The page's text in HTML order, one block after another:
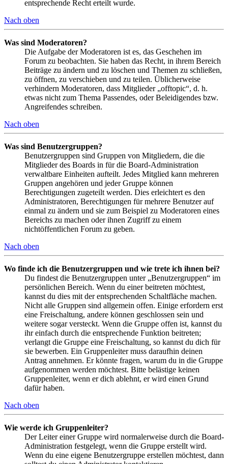
entsprechende Recht erteilt wurde.
Nach oben
Was sind Moderatoren?
Die Aufgabe der Moderatoren ist es, das Geschehen im
Forum zu beobachten. Sie haben das Recht, in ihrem Bereich
Beiträge zu ändern und zu löschen und Themen zu schließen,
zu öffnen, zu verschieben und zu teilen. Üblicherweise
verhindern Moderatoren, dass Mitglieder „offtopic“, d. h.
etwas nicht zum Thema Passendes, oder Beleidigendes bzw.
Angreifendes schreiben.
Nach oben
Was sind Benutzergruppen?
Benutzergruppen sind Gruppen von Mitgliedern, die die
Mitglieder des Boards in für die Board-Administration
verwaltbare Einheiten aufteilt. Jedes Mitglied kann mehreren
Gruppen angehören und jeder Gruppe können
Berechtigungen zugeteilt werden. Dies erleichtert es den
Administratoren, Berechtigungen für mehrere Benutzer auf
einmal zu ändern und sie zum Beispiel zu Moderatoren eines
Bereichs zu machen oder ihnen Zugriff zu einem
nichtöffentlichen Forum zu geben.
Nach oben
Wo finde ich die Benutzergruppen und wie trete ich ihnen bei?
Du findest die Benutzergruppen unter „Benutzergruppen“ im
persönlichen Bereich. Wenn du einer beitreten möchtest,
kannst du dies mit der entsprechenden Schaltfläche machen.
Nicht alle Gruppen sind allgemein offen. Einige erfordern erst
eine Freischaltung, andere können geschlossen sein und
weitere sogar versteckt. Wenn die Gruppe offen ist, kannst du
ihr einfach durch die entsprechende Funktion beitreten;
verlangt die Gruppe eine Freischaltung, so kannst du dich für
sie bewerben. Ein Gruppenleiter muss daraufhin deinen
Antrag annehmen. Er könnte fragen, warum du in die Gruppe
aufgenommen werden möchtest. Bitte belästige keinen
Gruppenleiter, wenn er dich ablehnt, er wird einen Grund
dafür haben.
Nach oben
Wie werde ich Gruppenleiter?
Der Leiter einer Gruppe wird normalerweise durch die Board-
Administration festgelegt, wenn die Gruppe erstellt wird.
Wenn du eine eigene Benutzergruppe erstellen möchtest, dann